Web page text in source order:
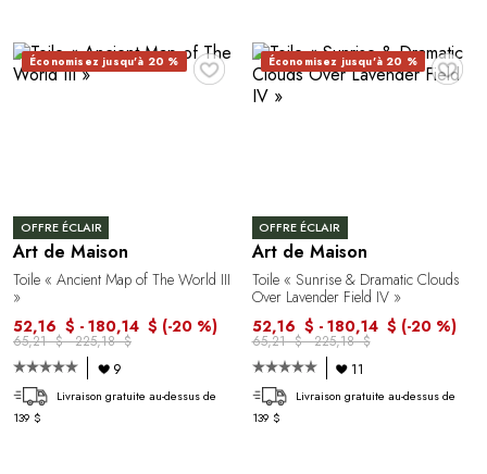
♥
Économisez jusqu'à 20 %
OFFRE ÉCLAIR
Art de Maison
Toile « Ancient Map of The World III
»
52,16 $ - 180,14 $ (-20 %)
65,21 $ - 225,18 $
9
Livraison gratuite au-dessus de
139 $
♥
Économisez jusqu'à 20 %
OFFRE ÉCLAIR
Art de Maison
Toile « Sunrise & Dramatic Clouds
Over Lavender Field IV »
52,16 $ - 180,14 $ (-20 %)
65,21 $ - 225,18 $
11
Livraison gratuite au-dessus de
139 $